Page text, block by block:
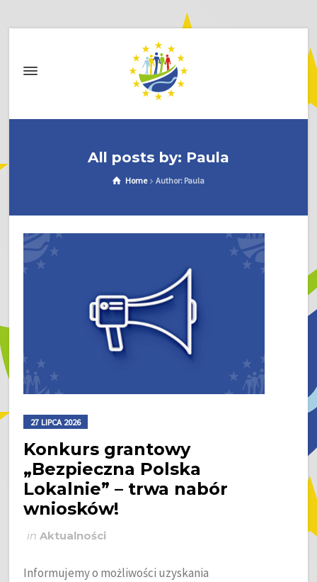
All posts by: Paula
Home Author: Paula
27 LIPCA 2026
Konkurs grantowy
„Bezpieczna Polska
Lokalnie” – trwa nabór
wniosków!
inAktualności
Informujemy o możliwości uzyskania